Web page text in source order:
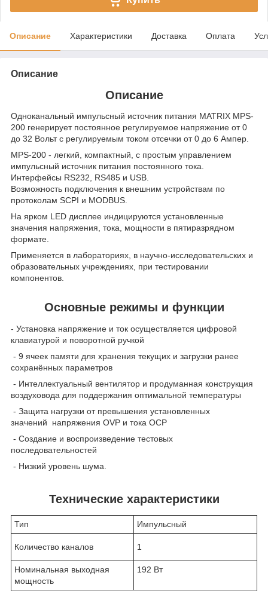
Описание Характеристики Доставка Оплата
Описание
Описание
Одноканальный импульсный источник питания MATRIX MPS-
200 генерирует постоянное регулируемое напряжение от 0
до 32 Вольт с регулируемым током отсечки от 0 до 6 Ампер.
MPS-200 - легкий, компактный, с простым управлением
импульсный источник питания постоянного тока.
Интерфейсы RS232, RS485 и USB.
Возможность подключения к внешним устройствам по
протоколам SCPI и MODBUS.
На ярком LED дисплее индицируются установленные
значения напряжения, тока, мощности в пятиразрядном
формате.
Применяется в лабораториях, в научно-исследовательских и
образовательных учреждениях, при тестировании
компонентов.
Основные режимы и функции
- Установка напряжение и ток осуществляется цифровой
клавиатурой и поворотной ручкой
- 9 ячеек памяти для хранения текущих и загрузки ранее
сохранённых параметров
- Интеллектуальный вентилятор и продуманная конструкция
воздуховода для поддержания оптимальной температуры
- Защита нагрузки от превышения установленных
значений напряжения OVP и тока OCP
- Создание и воспроизведение тестовых
последовательностей
- Низкий уровень шума.
Технические характеристики
Тип Импульсный
Количество каналов 1
Номинальная выходная
мощность
192 Вт